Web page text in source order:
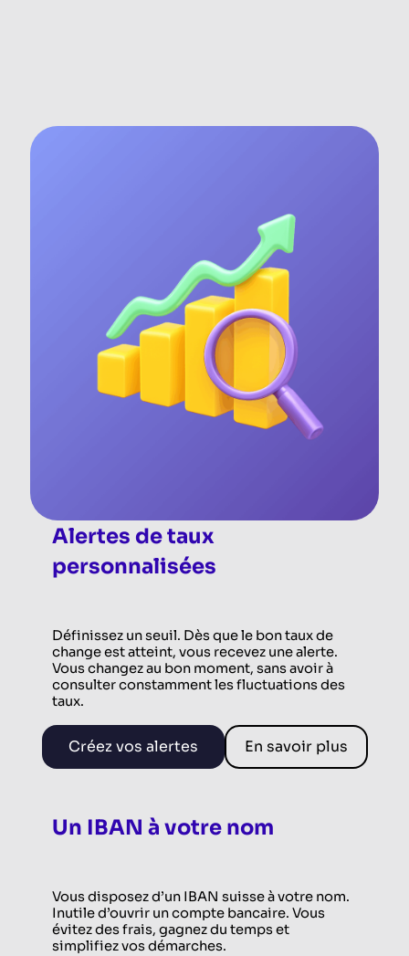
Alertes de taux
personnalisées
Définissez un seuil. Dès que le bon taux de
change est atteint, vous recevez une alerte.
Vous changez au bon moment, sans avoir à
consulter constamment les fluctuations des
taux.
Créez vos alertes En savoir plus
Un IBAN à votre nom
Vous disposez d’un IBAN suisse à votre nom.
Inutile d’ouvrir un compte bancaire. Vous
évitez des frais, gagnez du temps et
simplifiez vos démarches.